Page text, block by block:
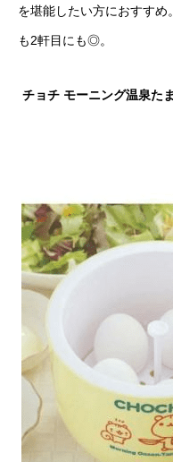
を堪能したい方におすす
も2軒目にも◎。
チョチ モーニング温泉た